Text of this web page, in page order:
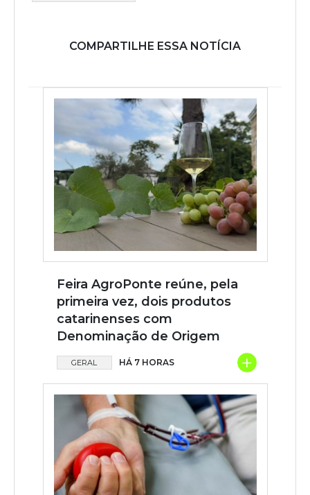
COMPARTILHE ESSA NOTÍCIA
Feira AgroPonte reúne, pela
primeira vez, dois produtos
catarinenses com
Denominação de Origem
GERAL HÁ 7 HORAS +